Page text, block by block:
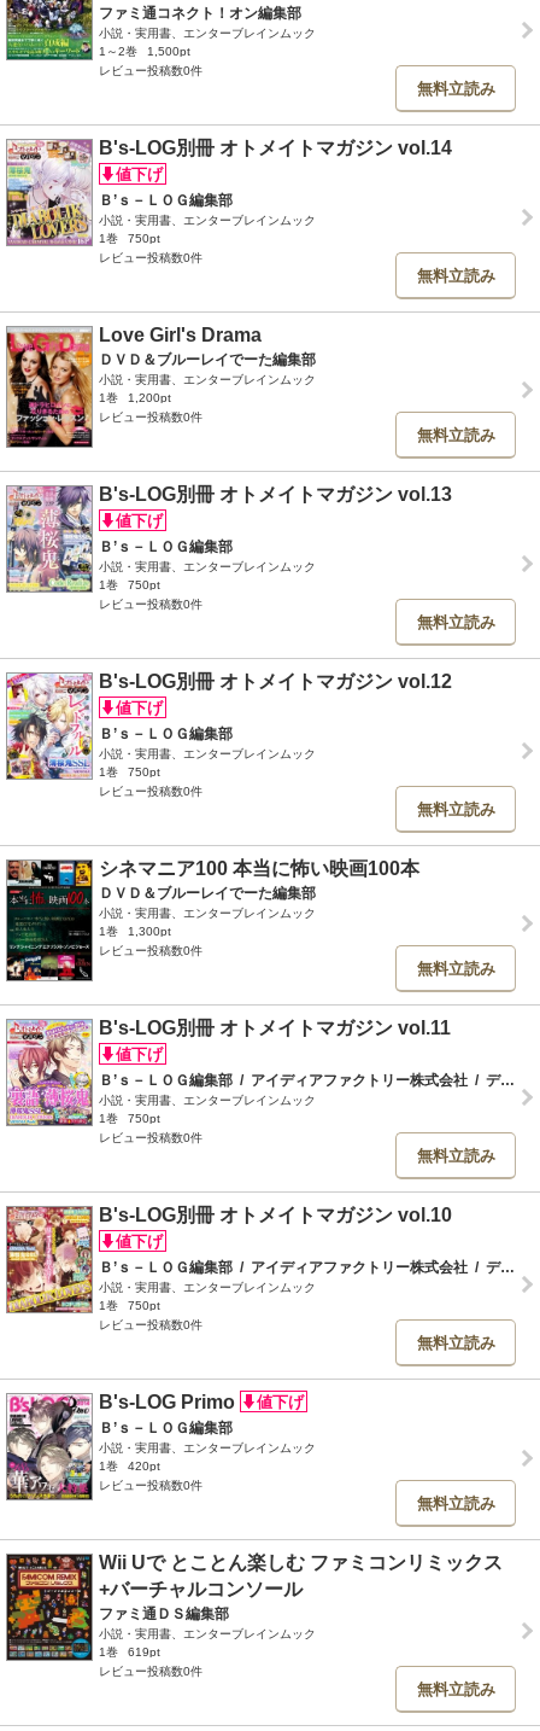
ファミ通コネクト！オン編集部
小説・実用書、エンターブレインムック
1～2巻
1,500pt
レビュー投稿数0件
無料立読み
B's-LOG別冊 オトメイトマガジン vol.14
Ｂ’ｓ－ＬＯＧ編集部
小説・実用書、エンターブレインムック
1巻
750pt
レビュー投稿数0件
無料立読み
Love Girl's Drama
ＤＶＤ＆ブルーレイでーた編集部
小説・実用書、エンターブレインムック
1巻
1,200pt
レビュー投稿数0件
無料立読み
B's-LOG別冊 オトメイトマガジン vol.13
Ｂ’ｓ－ＬＯＧ編集部
小説・実用書、エンターブレインムック
1巻
750pt
レビュー投稿数0件
無料立読み
B's-LOG別冊 オトメイトマガジン vol.12
Ｂ’ｓ－ＬＯＧ編集部
小説・実用書、エンターブレインムック
1巻
750pt
レビュー投稿数0件
無料立読み
シネマニア100 本当に怖い映画100本
ＤＶＤ＆ブルーレイでーた編集部
小説・実用書、エンターブレインムック
1巻
1,300pt
レビュー投稿数0件
無料立読み
B's-LOG別冊 オトメイトマガジン vol.11
Ｂ’ｓ－ＬＯＧ編集部 / アイディアファクトリー株式会社 / デザインファクトリー株式会社
小説・実用書、エンターブレインムック
1巻
750pt
レビュー投稿数0件
無料立読み
B's-LOG別冊 オトメイトマガジン vol.10
Ｂ’ｓ－ＬＯＧ編集部 / アイディアファクトリー株式会社 / デザインファクトリー株式会社
小説・実用書、エンターブレインムック
1巻
750pt
レビュー投稿数0件
無料立読み
B's-LOG Primo
Ｂ’ｓ－ＬＯＧ編集部
小説・実用書、エンターブレインムック
1巻
420pt
レビュー投稿数0件
無料立読み
Wii Uで とことん楽しむ ファミコンリミックス
+バーチャルコンソール
ファミ通ＤＳ編集部
小説・実用書、エンターブレインムック
1巻
619pt
レビュー投稿数0件
無料立読み